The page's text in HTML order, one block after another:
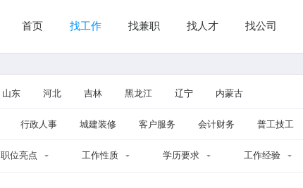
首页 找工作 找兼职 找人才 找公司
山东 河北 吉林 黑龙江 辽宁 内蒙古
行政人事 城建装修 客户服务 会计财务 普工技工
职位亮点 工作性质 学历要求 工作经验